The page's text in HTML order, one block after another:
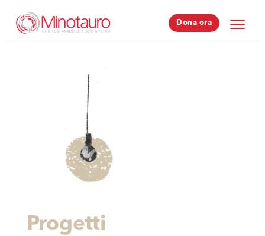
Dona ora
Dona ora
Progetti